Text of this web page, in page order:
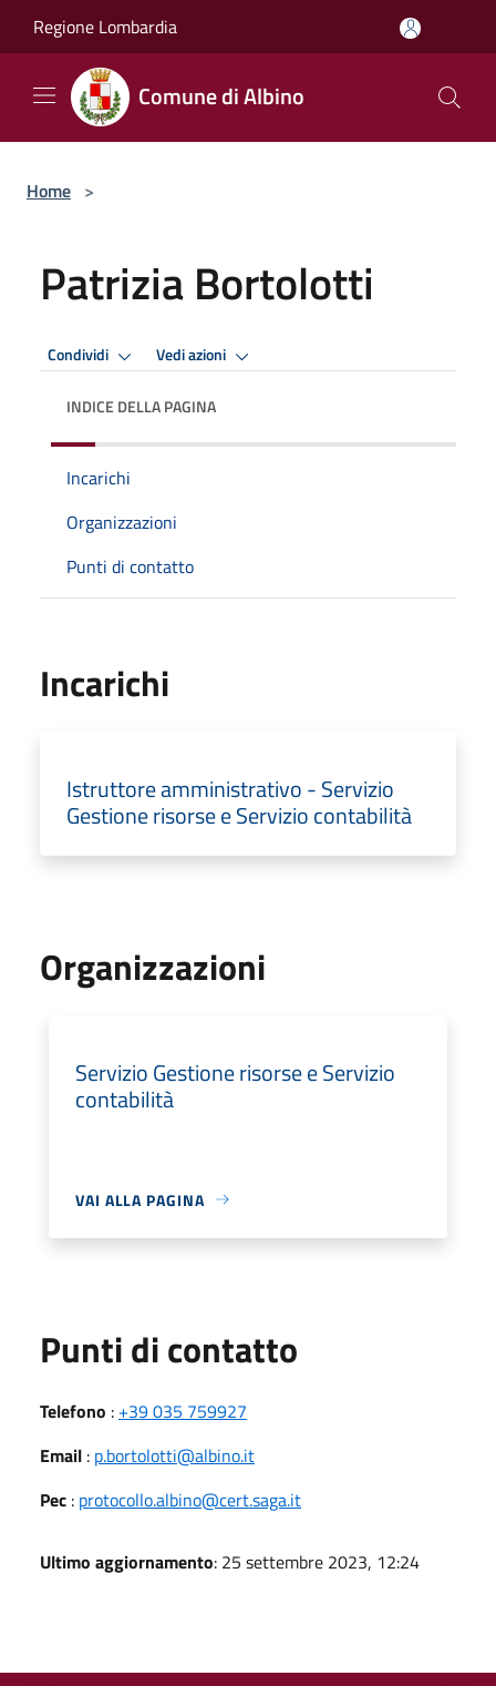
Regione Lombardia
Comune di Albino
Home >
Patrizia Bortolotti
Condividi Vedi azioni
INDICE DELLA PAGINA
Incarichi
Organizzazioni
Punti di contatto
Incarichi
Istruttore amministrativo - Servizio
Gestione risorse e Servizio contabilità
Organizzazioni
Servizio Gestione risorse e Servizio
contabilità
VAI ALLA PAGINA
Punti di contatto
Telefono : +39 035 759927
Email : p.bortolotti@albino.it
Pec : protocollo.albino@cert.saga.it
Ultimo aggiornamento: 25 settembre 2023, 12:24